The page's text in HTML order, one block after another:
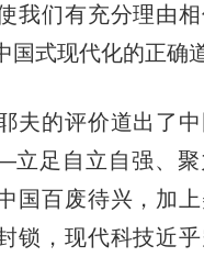
我们有充分理由
国式现代化的正确道
的评价道出了中
足自立自强、聚
国百废待兴，加
锁，现代科技近